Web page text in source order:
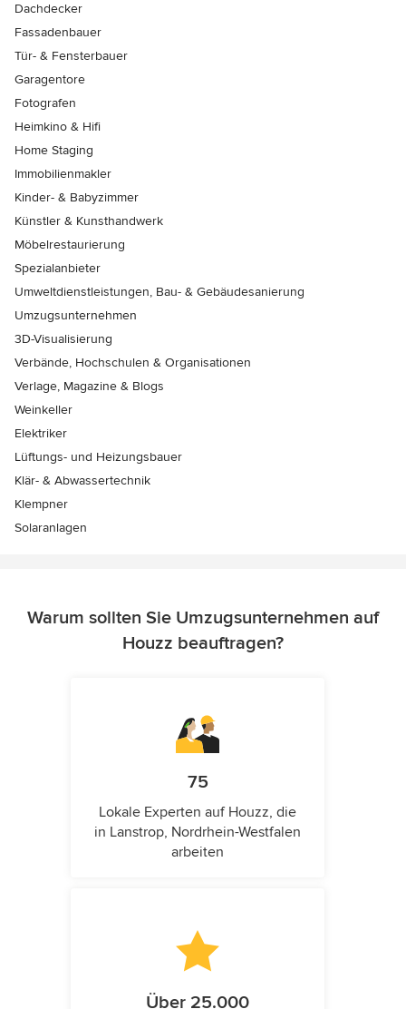
Dachdecker
Fassadenbauer
Tür- & Fensterbauer
Garagentore
Fotografen
Heimkino & Hifi
Home Staging
Immobilienmakler
Kinder- & Babyzimmer
Künstler & Kunsthandwerk
Möbelrestaurierung
Spezialanbieter
Umweltdienstleistungen, Bau- & Gebäudesanierung
Umzugsunternehmen
3D-Visualisierung
Verbände, Hochschulen & Organisationen
Verlage, Magazine & Blogs
Weinkeller
Elektriker
Lüftungs- und Heizungsbauer
Klär- & Abwassertechnik
Klempner
Solaranlagen
Warum sollten Sie Umzugsunternehmen auf
Houzz beauftragen?
75
Lokale Experten auf Houzz, die
in Lanstrop, Nordrhein-Westfalen
arbeiten
Über 25.000